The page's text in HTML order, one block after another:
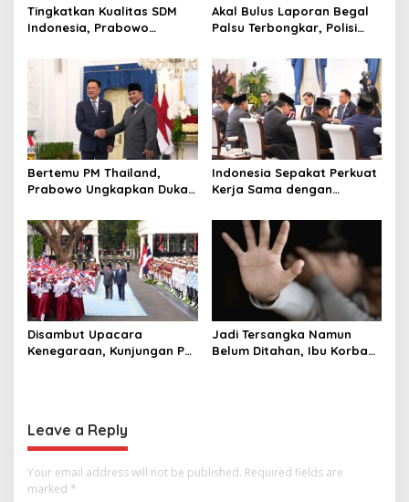
Tingkatkan Kualitas SDM
Indonesia, Prabowo
hingga Undang Universitas
Terbaik Dunia
Akal Bulus Laporan Begal
Palsu Terbongkar, Polisi
Perusahaan untuk Crypto
Bertemu PM Thailand,
Prabowo Ungkapkan Duka
Selamat Ulang Tahun ke
Raja Thailand
Indonesia Sepakat Perkuat
Kerja Sama dengan
hingga Ekonomi Digital
Disambut Upacara
Kenegaraan, Kunjungan PM
Jadi Tersangka Namun
Belum Ditahan, Ibu Korban
Leave a Reply
Your email address will not be published. Required fields are
marked *